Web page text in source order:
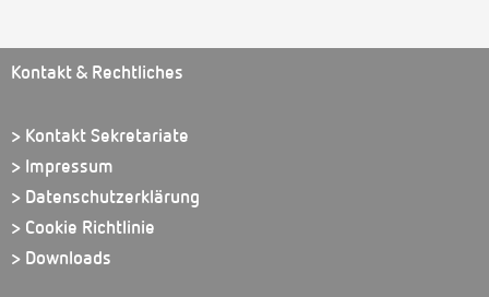
Kontakt & Rechtliches
> Kontakt Sekretariate
> Impressum
> Datenschutzerklärung
> Cookie Richtlinie
> Downloads